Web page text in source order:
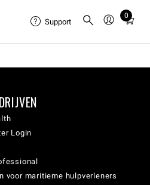
Support
0
Total
cart:
Login
voor maritieme hulpverleners